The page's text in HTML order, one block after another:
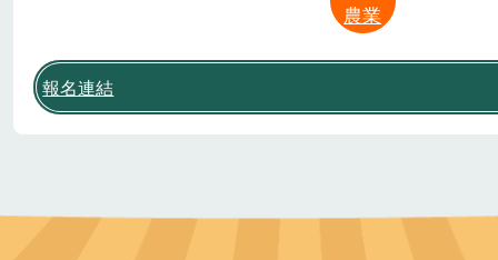
農業
報名連結